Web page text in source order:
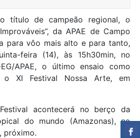
título de campeão regional, o
da APAE de Campo
para vôo mais alto e para tanto,
feira (14), às 15h30min, no
APAE, o último ensaio como
o XI Festival Nossa Arte, em
acontecerá no berço da
do mundo (Amazonas), no
próximo.